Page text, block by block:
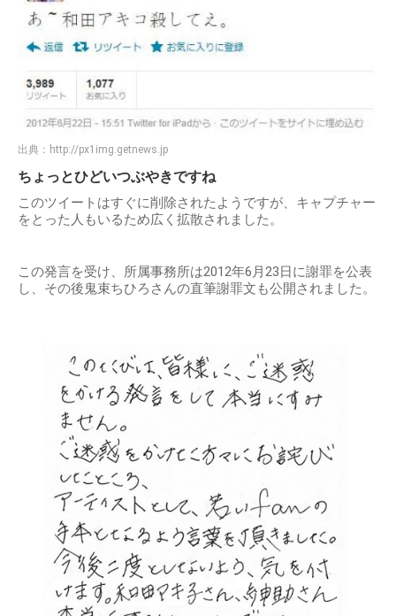
出典： http://px1img.getnews.jp
ちょっとひどいつぶやきですね
このツイートはすぐに削除されたようですが、キャプチャー
をとった人もいるため広く拡散されました。
この発言を受け、所属事務所は2012年6月23日に謝罪を公表
し、その後鬼束ちひろさんの直筆謝罪文も公開されました。